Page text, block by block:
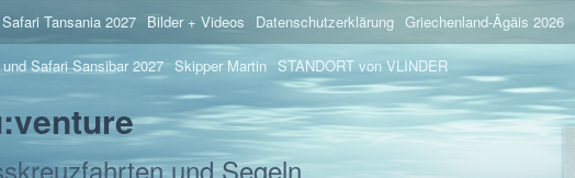
Tansania 2027 Bilder + Videos Datenschutzerklärung Griechenland-Ägäis 2026
Safari Sansibar 2027 Skipper Martin STANDORT von VLINDER
und Segeln